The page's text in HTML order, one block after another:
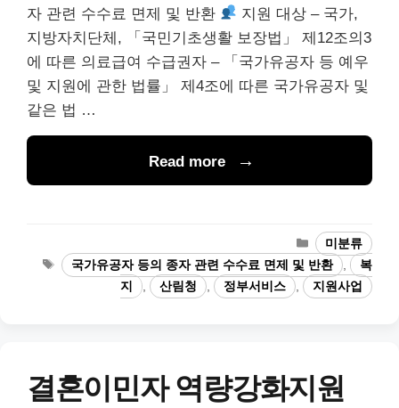
자 관련 수수료 면제 및 반환
지원 대상 – 국가,
지방자치단체, 「국민기초생활 보장법」 제12조의3
에 따른 의료급여 수급권자 – 「국가유공자 등 예우
및 지원에 관한 법률」 제4조에 따른 국가유공자 및
같은 법 …
Read more
카
테
고
리
미분류
태
그
국가유공자 등의 종자 관련 수수료 면제 및 반환
복
지
산림청 정부서비스 지원사업
결혼이민자 역량강화지원